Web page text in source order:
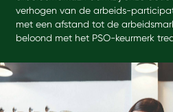
verhogen van de arbeids-
met een afstand tot de
beloond met het PSO-keurmerk